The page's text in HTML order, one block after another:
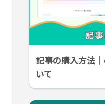
記事の購入方法
いて